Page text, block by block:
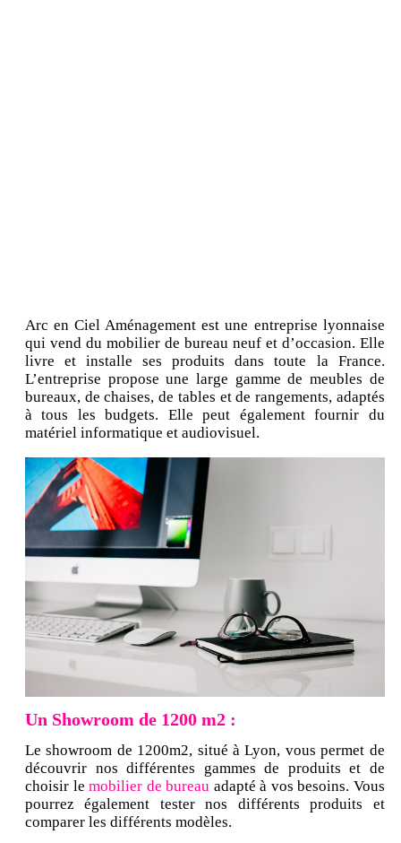
Arc en Ciel Aménagement est une entreprise lyonnaise
qui vend du mobilier de bureau neuf et d’occasion. Elle
livre et installe ses produits dans toute la France.
L’entreprise propose une large gamme de meubles de
bureaux, de chaises, de tables et de rangements, adaptés
à tous les budgets. Elle peut également fournir du
matériel informatique et audiovisuel.
Un Showroom de 1200 m2 :
Le showroom de 1200m2, situé à Lyon, vous permet de
découvrir nos différentes gammes de produits et de
choisir lemobilier de bureau adapté à vos besoins. Vous
pourrez également tester nos différents produits et
comparer les différents modèles.